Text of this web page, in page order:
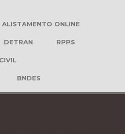
ALISTAMENTO ONLINE
DETRAN RPPS
BNDES